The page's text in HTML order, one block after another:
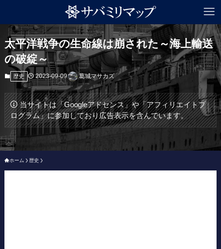
太平洋戦争の生命線は崩された～海上輸送
の破綻～
歴史 2023-09-09 葛城マサカズ
当サイトは「Googleアドセンス」や「アフィリエイトプ
ログラム」に参加しており広告表示を含んでいます。
ホーム 歴史